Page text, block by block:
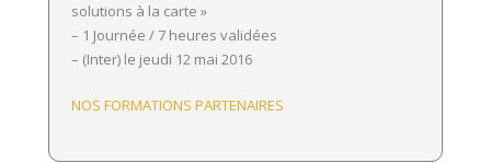
solutions à la carte »
– 1 Journée / 7 heures validées
– (Inter) le jeudi 12 mai 2016
NOS FORMATIONS PARTENAIRES